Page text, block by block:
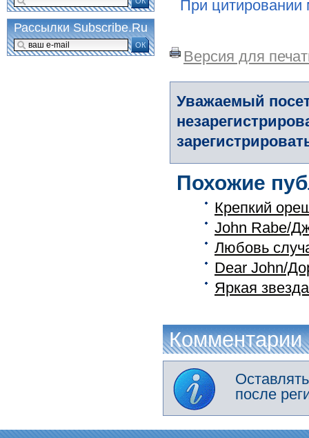
При цитировании
Версия для
Уважаемый
Похожие
Крепкий
John Rabe/
Любовь
Dear John/
Яркая
Комментарии
после
Рассылки Subscribe.Ru
ОК